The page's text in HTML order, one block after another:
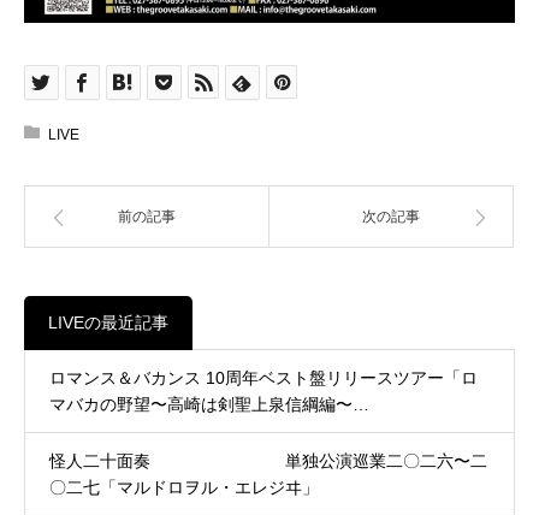
LIVE
前の記事 次の記事
LIVEの最近記事
ロマンス＆バカンス 10周年ベスト盤リリースツアー「ロ
マバカの野望〜高崎は剣聖上泉信綱編〜…
怪人二十面奏 単独公演巡業二〇二六〜二
〇二七「マルドロヲル・エレジヰ」